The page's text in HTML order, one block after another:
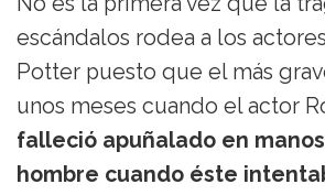
escándalos rodea a los
Potter puesto que el más
unos meses cuando el actor
falleció apuñalado en
hombre cuando éste